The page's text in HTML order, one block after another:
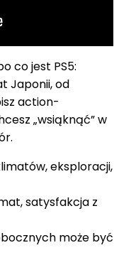
co jest PS5:
Japonii, od
action-
„wsiąknąć” w
eksploracji,
satysfakcja z
może być